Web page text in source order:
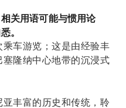
密街道
关用语可能与惯用论
。
车游览；这是由经验丰
隆纳中心地带的沉浸式
丰富的历史和传统，聆